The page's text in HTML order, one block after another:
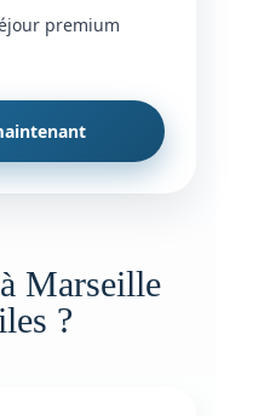
premium
Marseille
?